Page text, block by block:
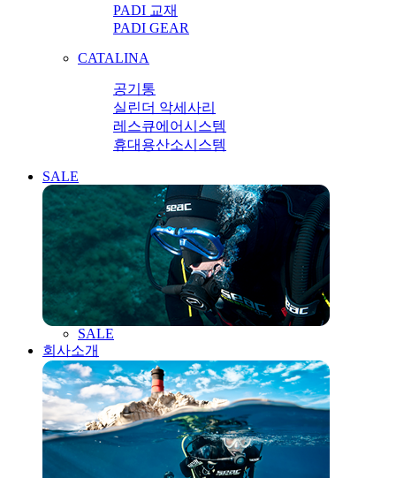
PADI 교재
PADI GEAR
CATALINA
공기통
실린더 악세사리
레스큐에어시스템
휴대용산소시스템
SALE
SALE
회사소개